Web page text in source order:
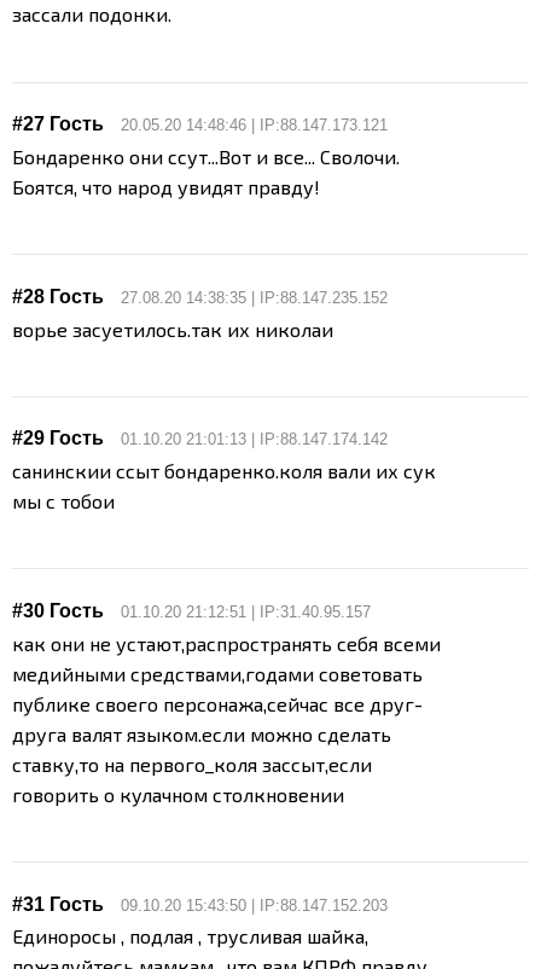
зассали подонки.
#27 Гость 20.05.20 14:48:46 | IP:88.147.173.121
Бондаренко они ссут...Вот и все... Сволочи.
Боятся, что народ увидят правду!
#28 Гость 27.08.20 14:38:35 | IP:88.147.235.152
ворье засуетилось.так их николаи
#29 Гость 01.10.20 21:01:13 | IP:88.147.174.142
санинскии ссыт бондаренко.коля вали их сук
мы с тобои
#30 Гость 01.10.20 21:12:51 | IP:31.40.95.157
как они не устают,распространять себя всеми
медийными средствами,годами советовать
публике своего персонажа,сейчас все друг-
друга валят языком.если можно сделать
ставку,то на первого_коля зассыт,если
говорить о кулачном столкновении
#31 Гость 09.10.20 15:43:50 | IP:88.147.152.203
Единоросы , подлая , трусливая шайка,